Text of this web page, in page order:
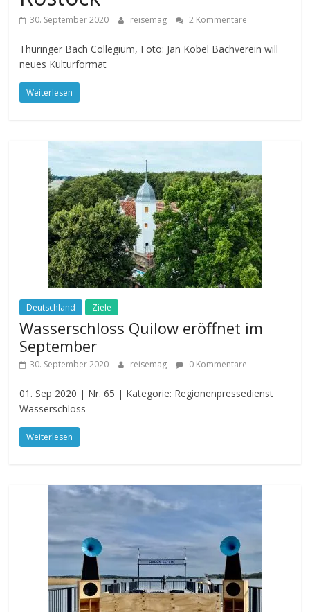
30. September 2020 reisemag 2 Kommentare
Thüringer Bach Collegium, Foto: Jan Kobel Bachverein will
neues Kulturformat
Weiterlesen
Deutschland Ziele
Wasserschloss Quilow eröffnet im
September
30. September 2020 reisemag 0 Kommentare
01. Sep 2020 | Nr. 65 | Kategorie: Regionenpressedienst
Wasserschloss
Weiterlesen